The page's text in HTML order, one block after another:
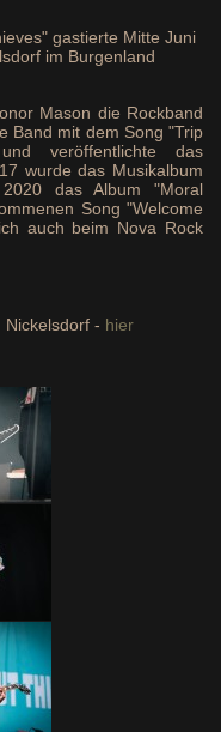
gastierte Mitte Juni
im Burgenland
Mason die Rockband
Band mit dem Song "Trip
veröffentlichte das
wurde das Musikalbum
das Album "Moral
Song "Welcome
auch beim Nova Rock
Nickelsdorf - hier